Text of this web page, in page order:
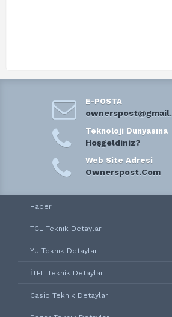
E-POSTA
Teknoloji Dunyasına
Hoşgeldiniz?
Web Site Adresi
Ownerspost.Com
Haber
TCL Teknik Detaylar
YU Teknik Detaylar
İTEL Teknik Detaylar
Casio Teknik Detaylar